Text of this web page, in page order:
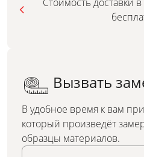
Вызвать
В удобное время к вам
который произведёт
образцы материалов.